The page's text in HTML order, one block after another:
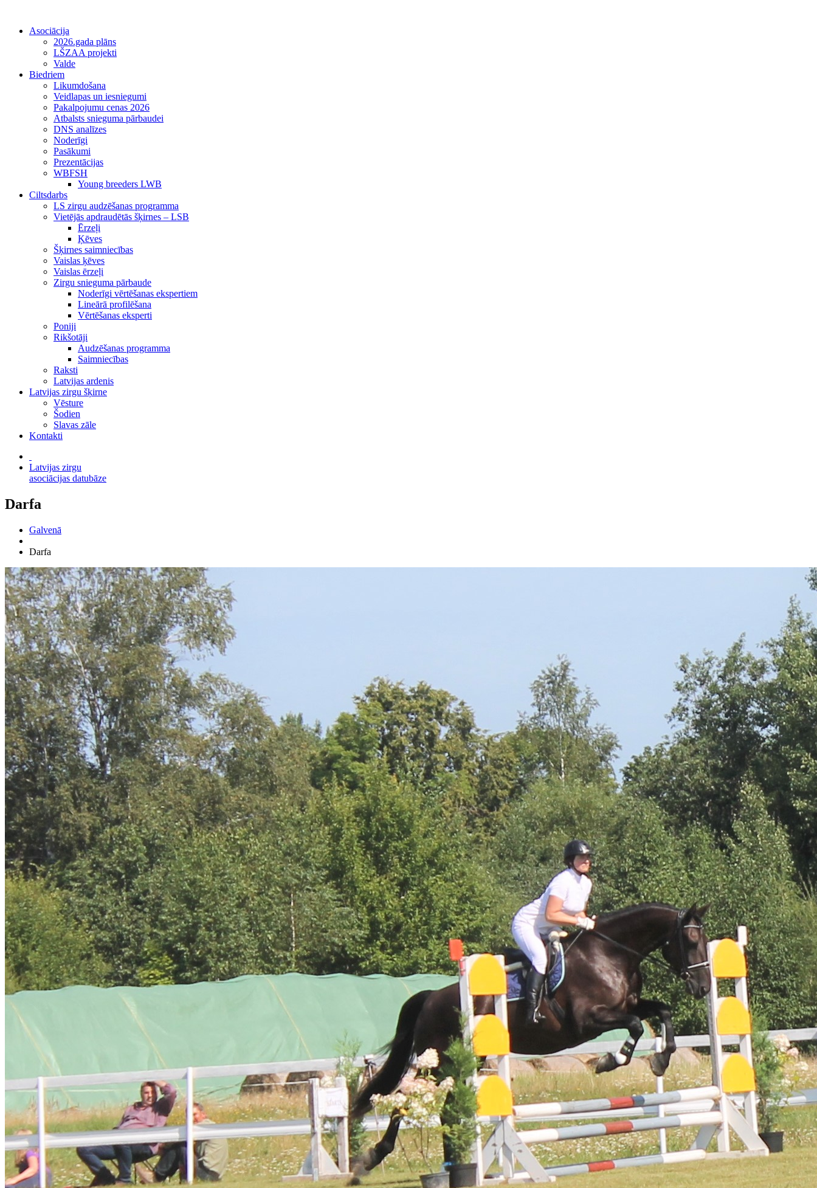
Asociācija
2026.gada plāns
LŠZAA projekti
Valde
Biedriem
Likumdošana
Veidlapas un iesniegumi
Pakalpojumu cenas 2026
Atbalsts snieguma pārbaudei
DNS analīzes
Noderīgi
Pasākumi
Prezentācijas
WBFSH
Young breeders LWB
Ciltsdarbs
LS zirgu audzēšanas programma
Vietējās apdraudētās šķirnes – LSB
Ērzeļi
Ķēves
Šķirnes saimniecības
Vaislas ķēves
Vaislas ērzeļi
Zirgu snieguma pārbaude
Noderīgi vērtēšanas ekspertiem
Lineārā profilēšana
Vērtēšanas eksperti
Poniji
Rikšotāji
Audzēšanas programma
Saimniecības
Raksti
Latvijas ardenis
Latvijas zirgu šķirne
Vēsture
Šodien
Slavas zāle
Kontakti
Latvijas zirgu
asociācijas datubāze
Darfa
Galvenā
Darfa